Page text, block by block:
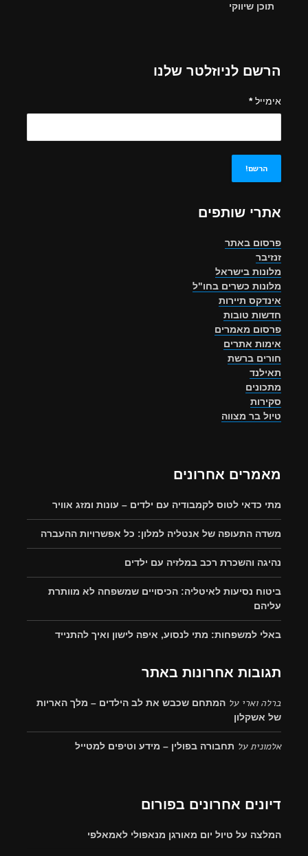
תוכן שיווקי
הרשם לניוזלטר שלנו
אימייל*
אתרי שותפים
פרסום באתר
זנזיבר
מלונות בישראל
מלונות כשרים בחו"ל
אינדקס תיירות
חדשות טובות
פרסום מאמרים
אימות אתרים
חורים ברשת
תאילנד
מתכונים
סקירות
טיול בר מצווה
מאמרים אחרונים
מתי כדאי לטוס לקמבודיה עם ילדים – עונות ומזג אוויר
משדה התעופה של אנטליה למלון: כל אפשרויות ההעברה
נהיגה והשכרת רכב במלזיה עם ילדים
ביטוח נסיעות לאיטליה: הכיסויים שמשפחה לא מוותרת
עליהם
באלי למשפחות: מתי לנסוע, איפה לישון ואיך להתנייד
תגובות אחרונות באתר
ברלה וארי על המתחם שכבש את לב הילדים – מלך האריות
של אשקלון
אלמוניתעל תחבורה בפולין – מידע וטיפים למטייל
דיונים אחרונים בפורום
המלצה על טיול יום מאורגן מנאפולי לאמאלפי